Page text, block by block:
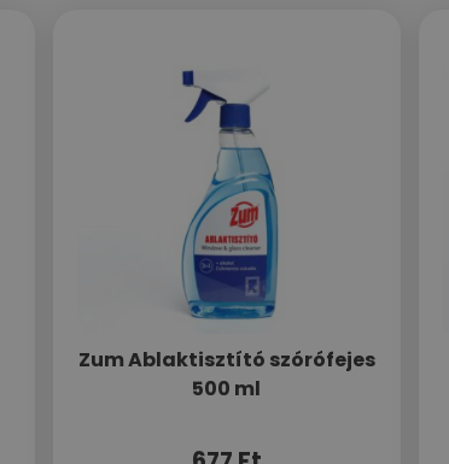
Zum Ablaktisztító szórófejes
500 ml